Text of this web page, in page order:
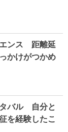
エンス 距離延
かけがつかめ
タバル 自分と
を経験したこ